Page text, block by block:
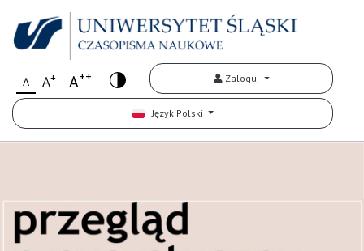
A A+ A++ Zaloguj
Język Polski